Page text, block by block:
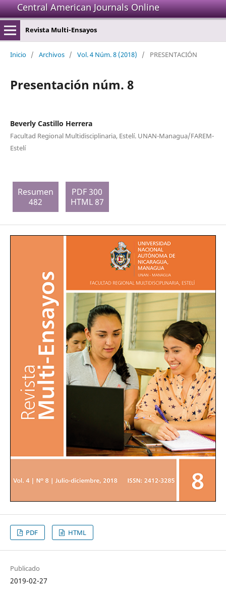
Central American Journals Online
Revista Multi-Ensayos
Inicio / Archivos / Vol. 4 Núm. 8 (2018) / PRESENTACIÓN
Presentación núm. 8
Beverly Castillo Herrera
Facultad Regional Multidisciplinaria, Estelí. UNAN-Managua/FAREM-
Estelí
Resumen
482
PDF 300
HTML 87
PDF HTML
Publicado
2019-02-27